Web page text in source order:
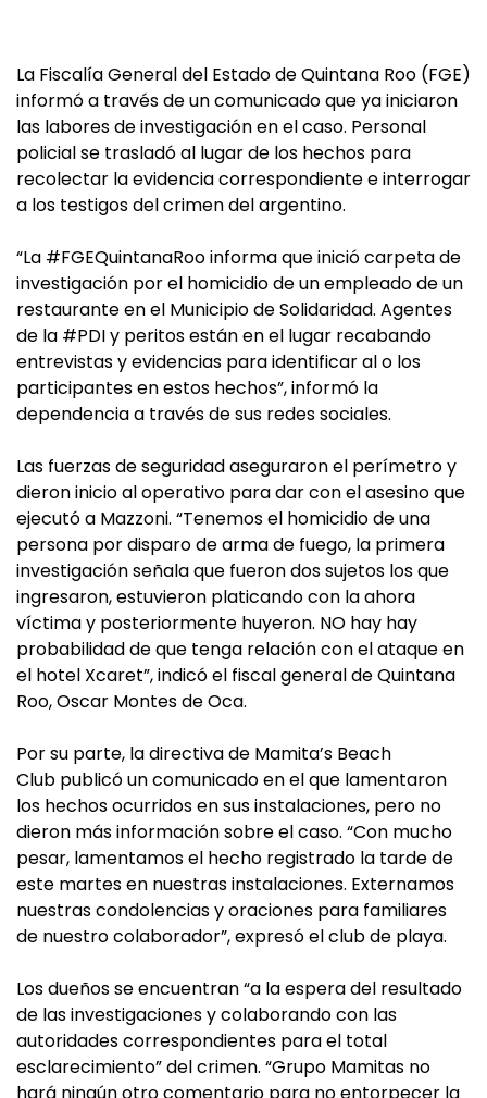
La Fiscalía General del Estado de Quintana Roo (FGE)
informó a través de un comunicado que ya iniciaron
las labores de investigación en el caso. Personal
policial se trasladó al lugar de los hechos para
recolectar la evidencia correspondiente e interrogar
a los testigos del crimen del argentino.
“La #FGEQuintanaRoo informa que inició carpeta de
investigación por el homicidio de un empleado de un
restaurante en el Municipio de Solidaridad. Agentes
de la #PDI y peritos están en el lugar recabando
entrevistas y evidencias para identificar al o los
participantes en estos hechos”, informó la
dependencia a través de sus redes sociales.
Las fuerzas de seguridad aseguraron el perímetro y
dieron inicio al operativo para dar con el asesino que
ejecutó a Mazzoni. “Tenemos el homicidio de una
persona por disparo de arma de fuego, la primera
investigación señala que fueron dos sujetos los que
ingresaron, estuvieron platicando con la ahora
víctima y posteriormente huyeron. NO hay hay
probabilidad de que tenga relación con el ataque en
el hotel Xcaret”, indicó el fiscal general de Quintana
Roo, Oscar Montes de Oca.
Por su parte, la directiva de Mamita’s Beach
Club publicó un comunicado en el que lamentaron
los hechos ocurridos en sus instalaciones, pero no
dieron más información sobre el caso. “Con mucho
pesar, lamentamos el hecho registrado la tarde de
este martes en nuestras instalaciones. Externamos
nuestras condolencias y oraciones para familiares
de nuestro colaborador”, expresó el club de playa.
Los dueños se encuentran “a la espera del resultado
de las investigaciones y colaborando con las
autoridades correspondientes para el total
esclarecimiento” del crimen. “Grupo Mamitas no